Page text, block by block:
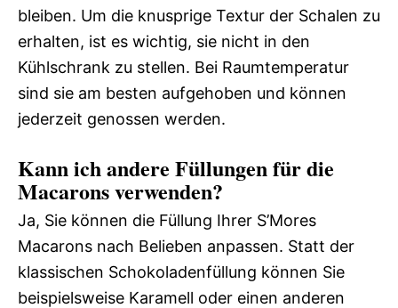
bleiben. Um die knusprige Textur der Schalen zu
erhalten, ist es wichtig, sie nicht in den
Kühlschrank zu stellen. Bei Raumtemperatur
sind sie am besten aufgehoben und können
jederzeit genossen werden.
Kann ich andere Füllungen für die
Macarons verwenden?
Ja, Sie können die Füllung Ihrer S’Mores
Macarons nach Belieben anpassen. Statt der
klassischen Schokoladenfüllung können Sie
beispielsweise Karamell oder einen anderen